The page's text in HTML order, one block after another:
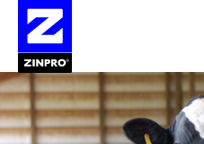
Buscar: